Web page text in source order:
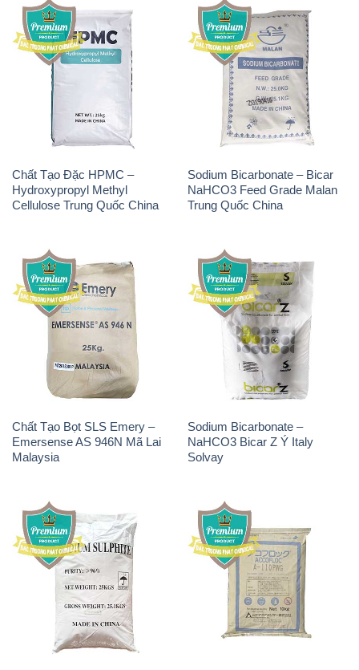
Chất Tạo Đặc HPMC –
Hydroxypropyl Methyl
Cellulose Trung Quốc China
Sodium Bicarbonate – Bicar
NaHCO3 Feed Grade Malan
Trung Quốc China
Chất Tạo Bọt SLS Emery –
Emersense AS 946N Mã Lai
Malaysia
Sodium Bicarbonate –
NaHCO3 Bicar Z Ý Italy
Solvay